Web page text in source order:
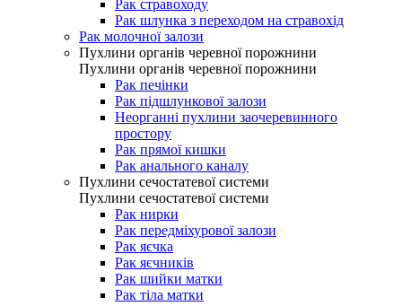
Рак стравоходу
Рак шлунка з переходом на стравохід
Рак молочної залози
Пухлини органів черевної порожнини
Пухлини органів черевної порожнини
Рак печінки
Рак підшлункової залози
Неорганні пухлини заочеревинного
простору
Рак прямої кишки
Рак анального каналу
Пухлини сечостатевої системи
Пухлини сечостатевої системи
Рак нирки
Рак передміхурової залози
Рак яєчка
Рак яєчників
Рак шийки матки
Рак тіла матки